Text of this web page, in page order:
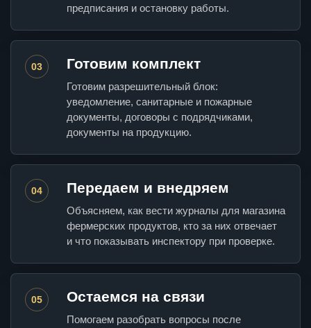
предписания и остановку работы.
03 Готовим комплект
Готовим разрешительный блок:
уведомление, санитарные и пожарные
документы, договоры с подрядчиками,
документы на продукцию.
04 Передаем и внедряем
Объясняем, как вести журналы для магазина
фермерских продуктов, кто за них отвечает
и что показывать инспектору при проверке.
05 Остаемся на связи
Помогаем разобрать вопросы после